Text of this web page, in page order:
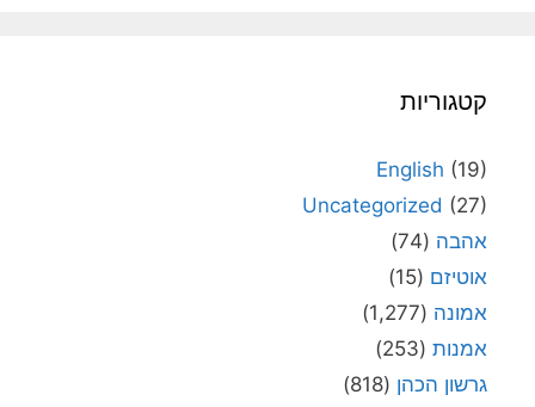
קטגוריות
English (19)
Uncategorized (27)
אהבה (74)
אוטיזם (15)
אמונה (1,277)
אמנות (253)
גרשון הכהן (818)